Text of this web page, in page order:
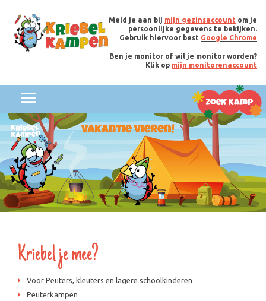
Meld je aan bij mijn gezinsaccount om je
persoonlijke gegevens te bekijken.
Gebruik hiervoor best Google Chrome
Ben je monitor of wil je monitor worden?
Klik op mijn monitorenaccount
Kriebel je mee?
Voor Peuters, kleuters en lagere schoolkinderen
Peuterkampen